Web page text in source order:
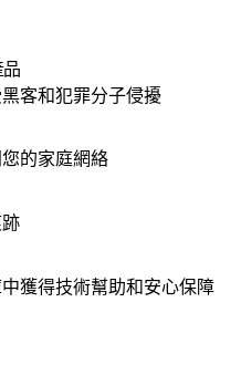
品
客和犯罪分子侵擾
的家庭網絡
獲得技術幫助和安心保障